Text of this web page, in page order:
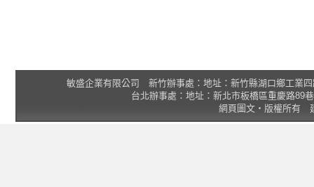
敏盛企業有限公司 新竹辦事處：地址：新竹縣湖口鄉工業
台北辦事處：地址：新北市板橋區重慶路89
網頁圖文‧版權所有 建